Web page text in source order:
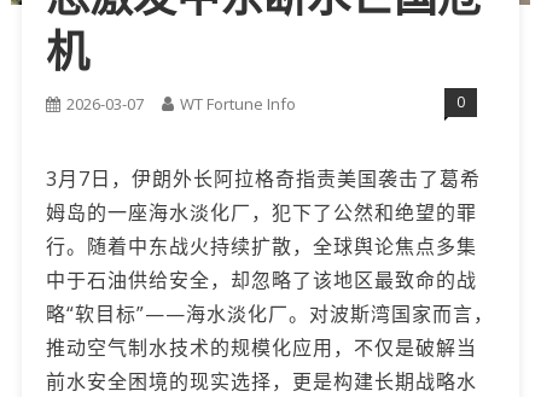
机
2026-03-07 WT Fortune Info 0
3月7日，伊朗外长阿拉格奇指责美国袭击了葛希
姆岛的一座海水淡化厂，犯下了公然和绝望的罪
行。随着中东战火持续扩散，全球舆论焦点多集
中于石油供给安全，却忽略了该地区最致命的战
略“软目标”——海水淡化厂。对波斯湾国家而言，
推动空气制水技术的规模化应用，不仅是破解当
前水安全困境的现实选择，更是构建长期战略水